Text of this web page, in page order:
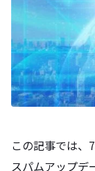
この記事では、
スパムアップデ